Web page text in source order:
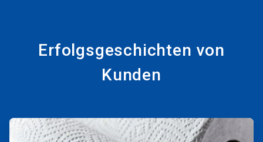
Erfolgsgeschichten von
Kunden
ArticleTile